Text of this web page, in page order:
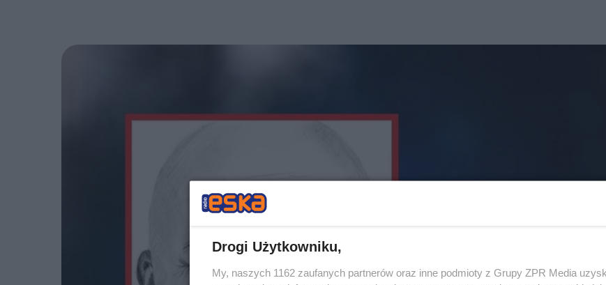
Drogi Użytkowniku,
My, naszych 1162 zaufanych partnerów oraz inne podmioty z Grupy ZPR Media